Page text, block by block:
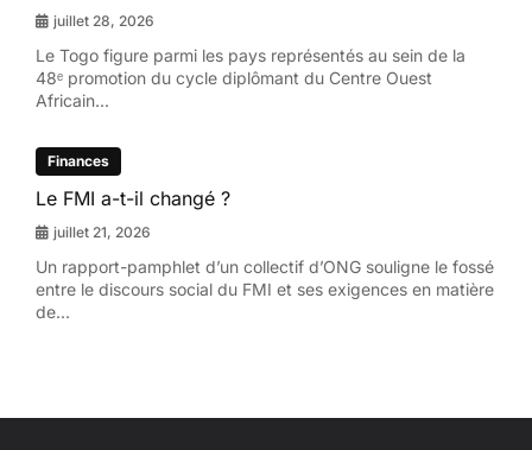
juillet 28, 2026
Le Togo figure parmi les pays représentés au sein de la
48ᵉ promotion du cycle diplômant du Centre Ouest
Africain...
Finances
Le FMI a-t-il changé ?
juillet 21, 2026
Un rapport-pamphlet d’un collectif d’ONG souligne le fossé
entre le discours social du FMI et ses exigences en matière
de...